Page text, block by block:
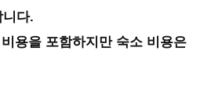
다.
용을 포함하지만 숙소 비용은